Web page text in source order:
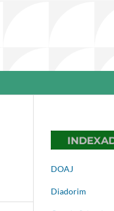
DOAJ
Diadorim